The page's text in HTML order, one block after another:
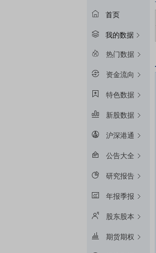
首页
我的数据
热门数据
资金流向
特色数据
新股数据
沪深港通
公告大全
研究报告
年报季报
股东股本
期货期权